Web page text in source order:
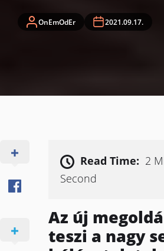
OnEmOdEr 2021.09.17.
Read Time: 2
Second
Az új
teszi a nagy